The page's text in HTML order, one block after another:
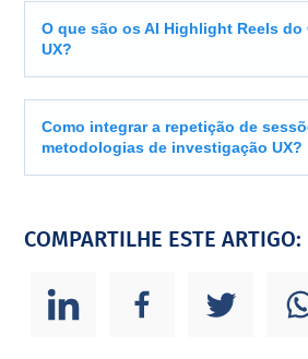
O que são os AI Highlight Reels do
UX?
Como integrar a repetição de
metodologias de investigação UX?
COMPARTILHE ESTE ARTIGO: